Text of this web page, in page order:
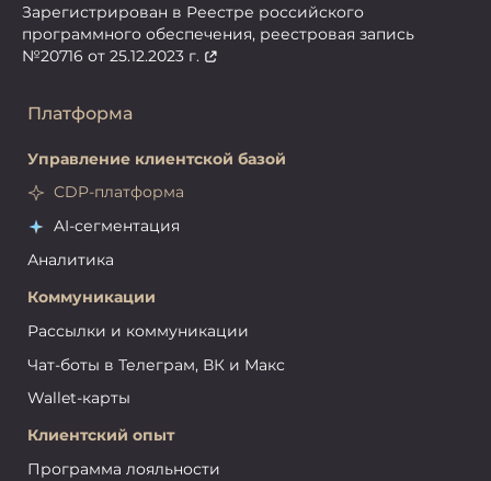
Зарегистрирован в Реестре российского
программного обеспечения, реестровая запись
№20716 от 25.12.2023 г.
Платформа
Управление клиентской базой
CDP-платформа
AI-сегментация
Аналитика
Коммуникации
Рассылки и коммуникации
Чат-боты в Телеграм, ВК и Макс
Wallet-карты
Клиентский опыт
Программа лояльности